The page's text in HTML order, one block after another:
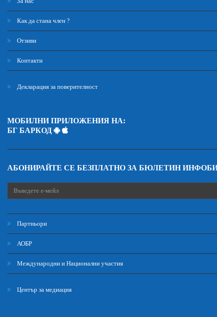
Как да стана член ?
Отзиви
Контакти
Декларация за поверителност
МОБИЛНИ ПРИЛОЖЕНИЯ НА:
БГ БАРКОД
АБОНИРАЙТЕ СЕ БЕЗПЛАТНО ЗА БЮЛЕТИН
Партньори
АОБР
Международни и Национални участия
Център за медиация